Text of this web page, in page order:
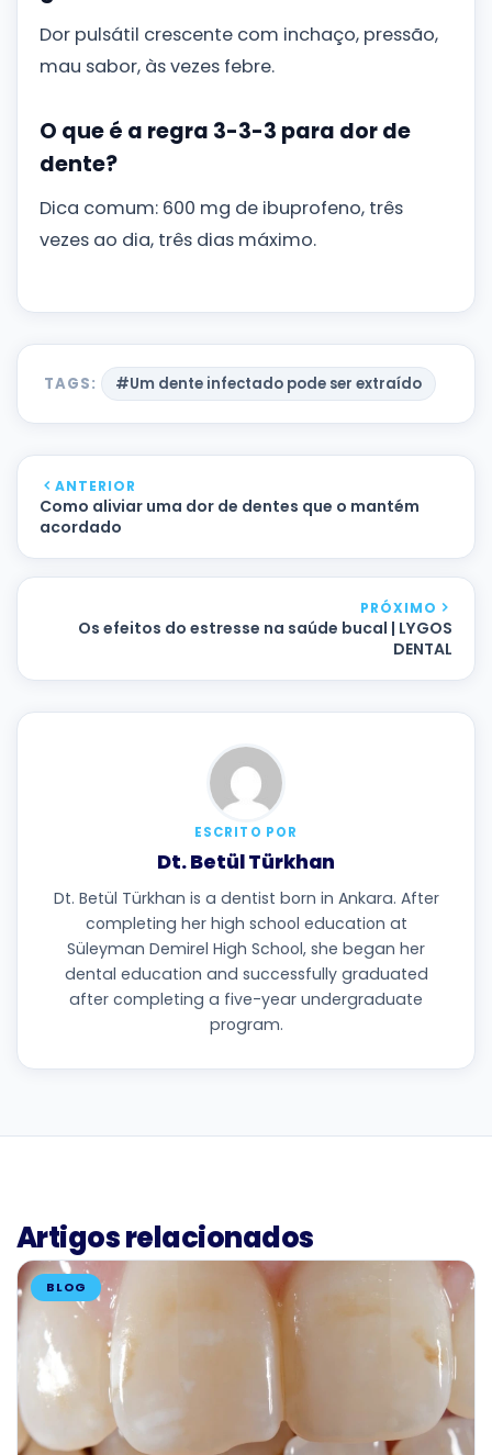
Dor pulsátil crescente com inchaço, pressão,
mau sabor, às vezes febre.
O que é a regra 3-3-3 para dor de
dente?
Dica comum: 600 mg de ibuprofeno, três
vezes ao dia, três dias máximo.
TAGS: #Um dente infectado pode ser extraído
ANTERIOR
Como aliviar uma dor de dentes que o mantém
acordado
PRÓXIMO
Os efeitos do estresse na saúde bucal | LYGOS
DENTAL
ESCRITO POR
Dt. Betül Türkhan
Dt. Betül Türkhan is a dentist born in Ankara. After
completing her high school education at
Süleyman Demirel High School, she began her
dental education and successfully graduated
after completing a five-year undergraduate
program.
Artigos relacionados
BLOG